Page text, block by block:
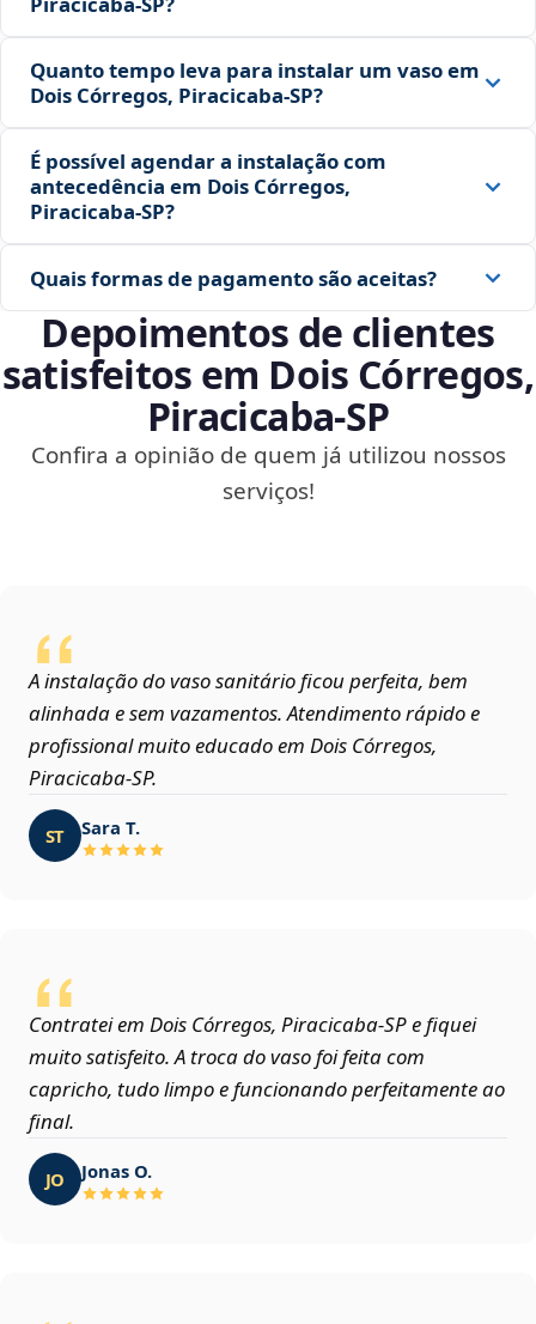
Quanto tempo leva para instalar um vaso em
Dois Córregos, Piracicaba‑SP?
É possível agendar a instalação com
antecedência em Dois Córregos,
Piracicaba‑SP?
Quais formas de pagamento são aceitas?
Depoimentos de clientes
satisfeitos em Dois Córregos,
Piracicaba‑SP
Confira a opinião de quem já utilizou nossos
serviços!
A instalação do vaso sanitário ficou perfeita, bem
alinhada e sem vazamentos. Atendimento rápido e
profissional muito educado em Dois Córregos,
Piracicaba‑SP.
ST Sara T.
Contratei em Dois Córregos, Piracicaba‑SP e fiquei
muito satisfeito. A troca do vaso foi feita com
capricho, tudo limpo e funcionando perfeitamente ao
final.
JO Jonas O.